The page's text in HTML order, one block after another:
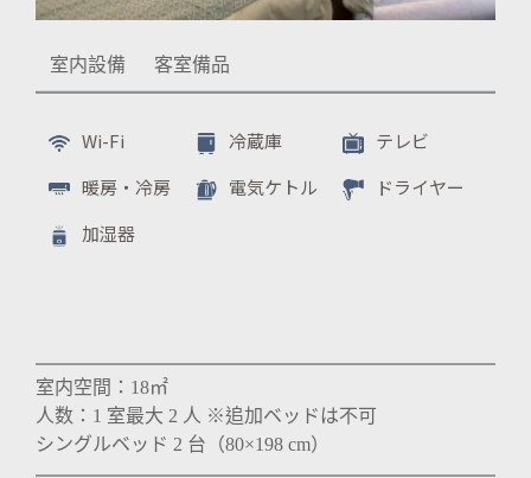
室内設備 客室備品
Wi-Fi
暖房・冷房
加湿器
冷蔵庫
電気ケトル
テレビ
ドライヤー
室内空間：18㎡
人数：1 室最大 2 人 ※追加ベッドは不可
シングルベッド 2 台（80×198 cm）